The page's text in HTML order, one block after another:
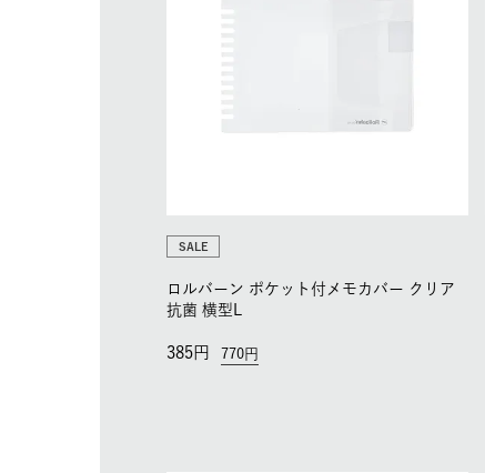
SALE
ロルバーン ポケット付メモカバー クリア
抗菌 横型L
770
385